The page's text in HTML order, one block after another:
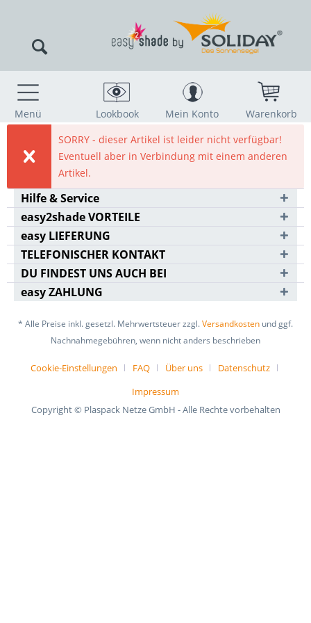
Menü Lookbook Mein Konto
Warenkorb
SORRY - dieser Artikel ist leider nicht verfügbar!
Eventuell aber in Verbindung mit einem anderen
Artikel.
Hilfe & Service
easy2shade VORTEILE
easy LIEFERUNG
TELEFONISCHER KONTAKT
DU FINDEST UNS AUCH BEI
easy ZAHLUNG
* Alle Preise inkl. gesetzl. Mehrwertsteuer zzgl.Versandkosten und ggf.
Nachnahmegebühren, wenn nicht anders beschrieben
Cookie-Einstellungen FAQ Über uns
Datenschutz
Impressum
Copyright © Plaspack Netze GmbH - Alle Rechte vorbehalten